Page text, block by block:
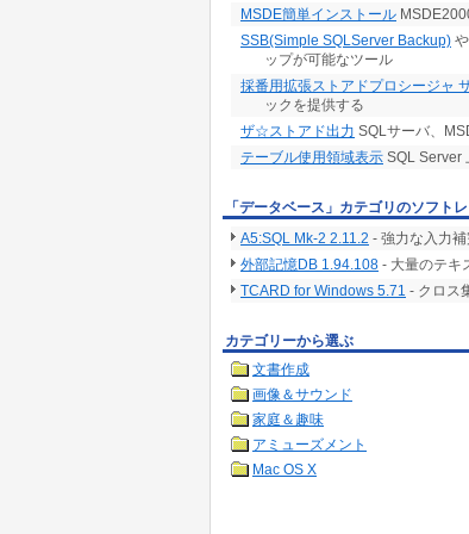
MSDE簡単インストール
SSB(Simple SQLServer Backup)
ップが可能なツール
採番用拡張ストアドプロシージャ
ックを提供する
ザ☆ストアド出力 SQLサーバ、
テーブル使用領域表示 SQL Server
「データベース」カテゴリのソフト
A5:SQL Mk-2 2.11.2 - 強力な入力
外部記憶DB 1.94.108 - 大量のテキ
TCARD for Windows 5.71 - クロス
カテゴリーから選ぶ
文書作成
画像＆サウンド
家庭＆趣味
アミューズメント
Mac OS X